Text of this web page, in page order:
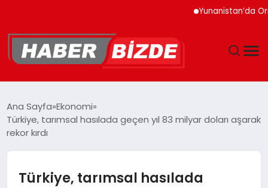
Yunanistan’da
YAŞAM
Ana Sayfa Ekonomi
Türkiye, tarımsal hasılada geçen yıl 83 milyar doları aşarak
rekor kırdı
Türkiye, tarımsal hasılada